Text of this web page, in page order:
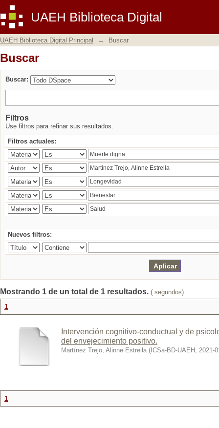
UAEH Biblioteca Digital
Buscar
UAEH Biblioteca Digital Principal → Buscar
Buscar
Buscar:
Filtros
Use filtros para refinar sus resultados.
Filtros actuales:
Nuevos filtros:
Mostrando 1 de un total de 1 resultados. ( segundos)
1
Intervención cognitivo-conductual y de
del envejecimiento positivo.
Martínez Trejo, Alinne Estrella ( ICSa-BD-UAEH , 2021-
1